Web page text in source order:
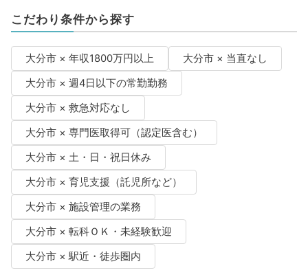
こだわり条件から探す
大分市 × 年収1800万円以上
大分市 × 当直なし
大分市 × 週4日以下の常勤勤務
大分市 × 救急対応なし
大分市 × 専門医取得可（認定医含む）
大分市 × 土・日・祝日休み
大分市 × 育児支援（託児所など）
大分市 × 施設管理の業務
大分市 × 転科ＯＫ・未経験歓迎
大分市 × 駅近・徒歩圏内